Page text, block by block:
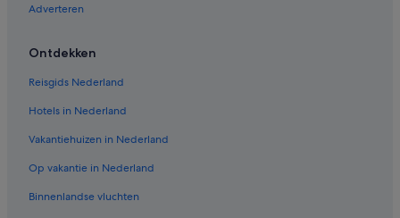
Adverteren
Ontdekken
Reisgids Nederland
Hotels in Nederland
Vakantiehuizen in Nederland
Op vakantie in Nederland
Binnenlandse vluchten